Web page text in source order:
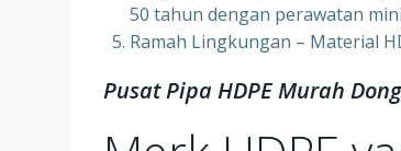
50 tahun dengan perawatan
Ramah Lingkungan – Material
Pusat Pipa HDPE Murah